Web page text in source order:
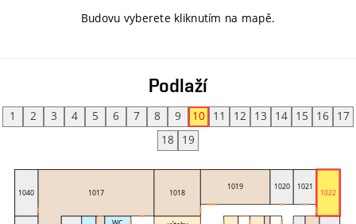
Budovu vyberete kliknutím na mapě.
Podlaží
1 2 3 4 5 6 7 8 9 10 11 12 13 14 15 16
17
18
19